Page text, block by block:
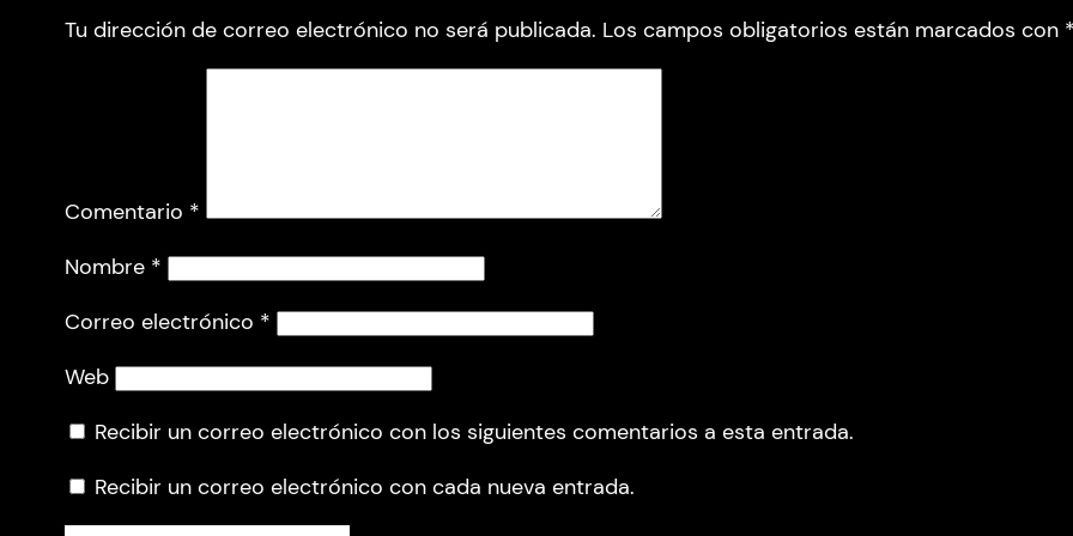
Tu dirección de correo electrónico no será publicada. Los campos obligatorios están marcados con
Comentario *
Nombre *
Correo electrónico *
Web
Recibir un correo electrónico con los siguientes comentarios a esta entrada.
Recibir un correo electrónico con cada nueva entrada.